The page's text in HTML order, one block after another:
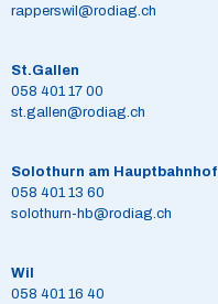
rapperswil@rodiag.ch
St.Gallen
058 401 17 00
st.gallen@rodiag.ch
Solothurn am Hauptbahnhof
058 401 13 60
solothurn-hb@rodiag.ch
Wil
058 401 16 40